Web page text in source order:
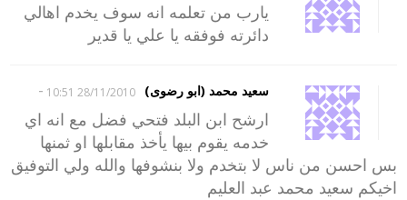
يارب من تعلمه انه سوف يخدم اهالي
دائرته فوفقه يا علي يا قدير
سعيد محمد (ابو رضوى) 28/11/2010 10:51
-
ارشح ابن البلد فتحي فضل مع انه اي
خدمه يقوم بيها يأخذ مقابلها او ثمنها
بس احسن من ناس لا بتخدم ولا بنشوفها والله ولي التوفيق
اخيكم سعيد محمد عبد العليم